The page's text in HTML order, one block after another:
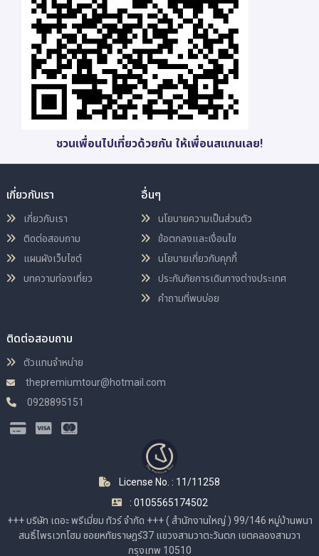
ชวนเพื่อนไปเที่ยวด้วยกัน ให้เพื่อนสแกนเลย!
เกี่ยวกับเรา
เกี่ยวกับเรา
ติดต่อสอบถาม
แผนผังเว็บไซต์
บทความท่องเที่ยว
อื่นๆ
นโยบายความเป็นส่วนตัว
ข้อตกลงและเงื่อนไข
นโยบายเกี่ยวกับคุกกี้
ประกันภัยการเดินทางต่างประเทศ
คำถามที่พบบ่อย
ติดต่อสอบถาม
ตัวแทนจำหน่าย
thepremiumtour@hotmail.com
0928895151
License No. : 11/11258
: 0105565174502
+++ บริษัท เดอะ พรีเมี่ยม ทัวร์ จำกัด +++ ( สำนักงานใหญ่ ) 99/146 หมู่บ้านพนา
สนธิ์ไพรเวทโฮม ซอยหทัยราษฎร์37 แขวงสามวาตะวันตก เขตคลองสามวา
กรุงเทพ 10510